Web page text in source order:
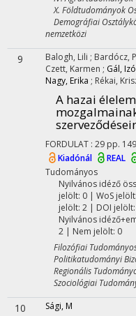
X. Földtudományok
Demográfiai
nemzetközi
9 Balogh, Lili ; Bardócz,
Czett, Karmen ; Gál,
Nagy, Erika ; Rékai,
A hazai
FORDULAT : 29 pp.
Kiadónál
REAL
Tudományos
Nyilvános idéző
jelölt: 0 | WoS
jelölt: 2 | DOI
Nyilvános
2 | Nem jelölt: 0
Filozófiai
Politikatudományi
Regionális
Szociológiai
10 Sági, M